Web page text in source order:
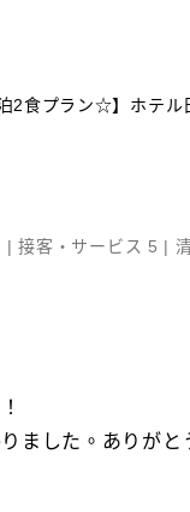
2食プラン☆】ホテ
|接客・サービス 5 |
ました。ありが